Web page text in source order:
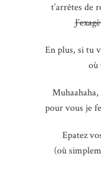
t’arrêtes de
En plus, si tu
où
pour vous je
Epatez
(où